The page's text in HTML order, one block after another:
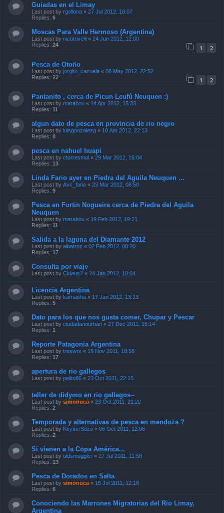
Guiadas en el Limay
Last post by rgellona « 27 Jul 2012, 18:07
Replies: 6
Moscas Para Valle Hermoso (Argentina)
Last post by nicotrivelli « 24 Jun 2012, 12:00
Replies: 24 1 2
Pesca de Otoño
Last post by jorgito_cazuela « 08 May 2012, 22:52
Replies: 22 1 2
Pantanito , cerca de Picun Leufú Neuquen :)
Last post by marabou « 14 Apr 2012, 15:33
Replies: 11
algun dato de pesca en provincia de rio negro
Last post by luisgonzalezg « 10 Apr 2012, 22:13
Replies: 8
pesca en nahuel huapi
Last post by ctorresmol « 29 Mar 2012, 16:04
Replies: 13
Linda Fario ayer en Piedra del Aguila Neuquen ...
Last post by Avc_fario « 23 Mar 2012, 08:50
Replies: 9
Pesca en Fortin Nogueira cerca de Piedra del Aguila
Neuquen
Last post by marabou « 19 Feb 2012, 19:21
Replies: 11
Salida a la laguna del Diamante 2012
Last post by albatroz « 02 Feb 2012, 08:20
Replies: 17
Consulta por viaje
Last post by Cklaus2 « 24 Jan 2012, 10:04
Licencia Argentina
Last post by karnasha « 17 Jan 2012, 13:13
Replies: 5
Dato para los que nos gusta comer, Chupar y Pescar
Last post by ciudadanourban « 27 Dec 2011, 15:14
Replies: 1
Reporte Patagonia Argentina
Last post by treswrx « 19 Nov 2011, 18:58
Replies: 17
apertura de rio gallegos
Last post by pelito86 « 23 Oct 2011, 22:15
taller de didymo en rio gallegos--
Last post by simonuca « 23 Oct 2011, 21:22
Replies: 2
Temporada y alternativas de pesca en mendoza ?
Last post by KeyserSoze « 06 Oct 2011, 12:06
Replies: 2
Si vienen a la Copa América...
Last post by oldsmuggler « 27 Jul 2011, 11:58
Replies: 13
Pesca de Dorados en Salta
Last post by simonuca « 15 Jul 2011, 12:16
Replies: 6
Conociendo las Marrones Migratorias del Rio Limay,
Argentina